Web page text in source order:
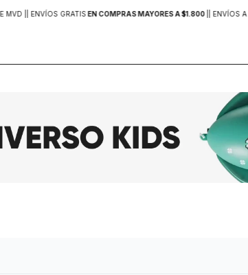
MVD | | ENVÍOS GRATISEN COMPRAS MAYORES A $1.800 | ENVÍOS A